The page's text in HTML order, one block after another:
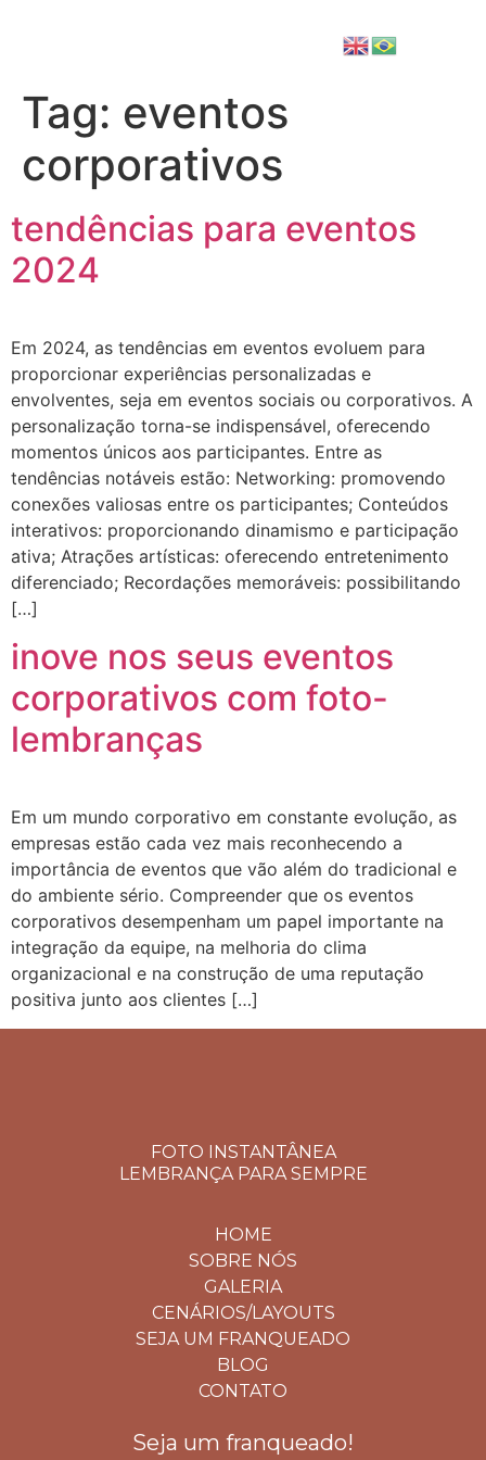
Tag: eventos
corporativos
tendências para eventos
2024
Em 2024, as tendências em eventos evoluem para
proporcionar experiências personalizadas e
envolventes, seja em eventos sociais ou corporativos. A
personalização torna-se indispensável, oferecendo
momentos únicos aos participantes. Entre as
tendências notáveis estão: Networking: promovendo
conexões valiosas entre os participantes; Conteúdos
interativos: proporcionando dinamismo e participação
ativa; Atrações artísticas: oferecendo entretenimento
diferenciado; Recordações memoráveis: possibilitando
[…]
inove nos seus eventos
corporativos com foto-
lembranças
Em um mundo corporativo em constante evolução, as
empresas estão cada vez mais reconhecendo a
importância de eventos que vão além do tradicional e
do ambiente sério. Compreender que os eventos
corporativos desempenham um papel importante na
integração da equipe, na melhoria do clima
organizacional e na construção de uma reputação
positiva junto aos clientes […]
FOTO INSTANTÂNEA
LEMBRANÇA PARA SEMPRE
HOME
SOBRE NÓS
GALERIA
CENÁRIOS/LAYOUTS
SEJA UM FRANQUEADO
BLOG
CONTATO
Seja um franqueado!